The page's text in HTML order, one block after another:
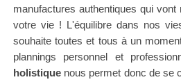
manufactures authentiques qui
votre vie ! L'équilibre dans nos
souhaite toutes et tous à un
plannings personnel et
holistiquenous permet donc de se